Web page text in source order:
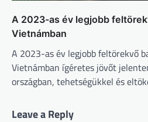
A 2023-as év legjobb
Vietnámban
A 2023-as év legjobb feltörekvő
Vietnámban ígéretes jövőt
országban, tehetségükkel és
Leave a Reply